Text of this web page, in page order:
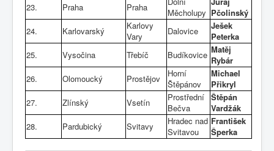
23.
Praha Praha
Měcholupy Pčolinský
24.
Karlovarský
Karlovy
Vary
Dalovice
Ješek
Peterka
25.
Vysočina Třebíč Budíkovice Matěj
Rybár
26.
Olomoucký Prostějov
Horní
Štěpánov
Michael
Přikryl
27.
Zlínský Vsetín
Prostřední
Bečva
Štěpán
Vardžák
28.
Pardubický Svitavy
Hradec nad
Svitavou
František
Šperka